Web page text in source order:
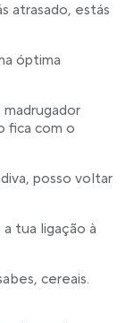
atrasado, estás
óptima
fica com o
posso voltar
tua ligação à
cereais.